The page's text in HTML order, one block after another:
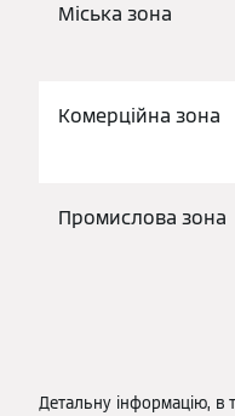
Міська зона
Комерційна зона
Промислова зона
Детальну інформацію, в